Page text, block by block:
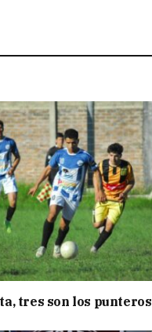
tres son los punteros